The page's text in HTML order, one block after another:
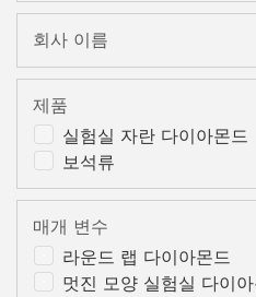
회사 이름
실험실 자란 다이아몬드
보석류
제품
라운드 랩 다이아몬드
멋진 모양 실험실 다이
매개 변수